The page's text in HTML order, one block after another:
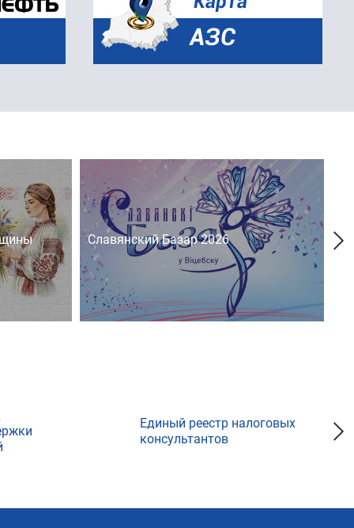
Славянский Базар 2026
Единый реестр налоговых
консультантов